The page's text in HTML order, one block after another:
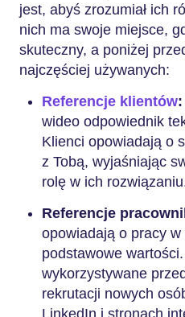
jest, abyś zrozumiał ich
nich ma swoje miejsce,
skuteczny, a poniżej
najczęściej używanych:
Referencje klientów:
wideo odpowiednik
Klienci opowiadają o
z Tobą, wyjaśniając
rolę w ich
Referencje
opowiadają o pracy
podstawowe
wykorzystywane
rekrutacji nowych
LinkedIn i stronach